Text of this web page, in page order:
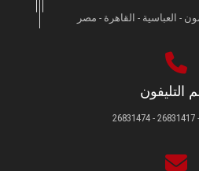
- العباسية - القاهرة - مصر
التليفون